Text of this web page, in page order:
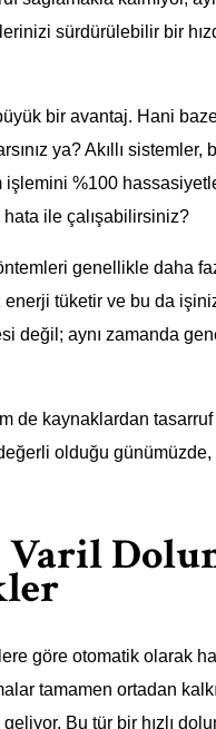
sürdürülebilir bir
bir avantaj. Hani
ya? Akıllı
işlemini %100
ile çalışabilirsiniz?
genellikle daha
tüketir ve bu da
değil; aynı zamanda
de kaynaklardan tasarruf
olduğu günümüzde,
göre otomatik olarak
tamamen ortadan
Bu tür bir hızlı